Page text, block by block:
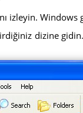
izleyin. Windows
dizine